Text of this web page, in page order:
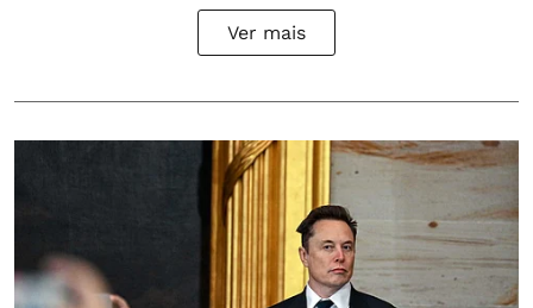
Ver mais